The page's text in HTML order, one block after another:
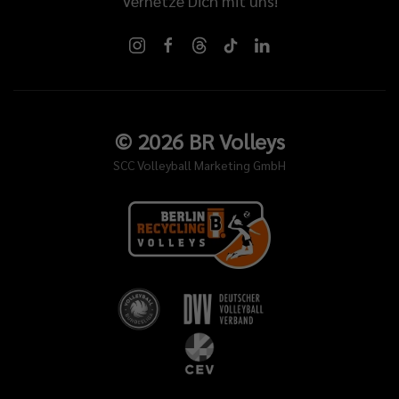
© 2026BR Volleys
SCC Volleyball Marketing GmbH